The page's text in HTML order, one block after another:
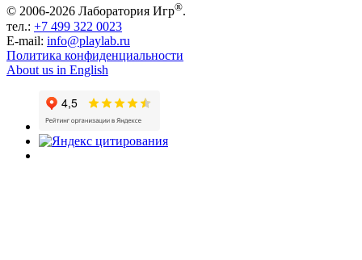
© 2006-2026 Лаборатория Игр®.
тел.: +7 499 322 0023
E-mail: info@playlab.ru
Политика конфиденциальности
About us in English